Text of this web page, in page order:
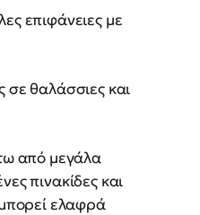
επιφάνειες με
σε θαλάσσιες και
από μεγάλα
πινακίδες και
ελαφρά